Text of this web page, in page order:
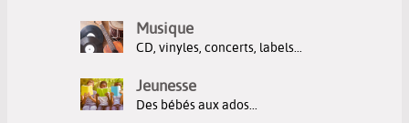
Musique
CD, vinyles, concerts, labels...
Jeunesse
Des bébés aux ados...